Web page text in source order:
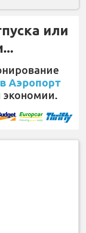
или
Аэропорт
экономии.